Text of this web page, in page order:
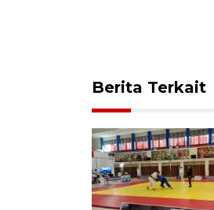
Berita Terkait